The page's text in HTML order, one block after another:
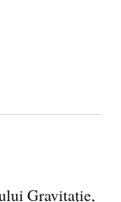
Gravitaţie,